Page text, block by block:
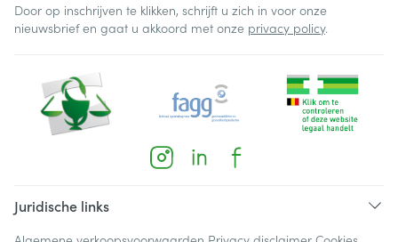
Door op inschrijven te klikken, schrijft u zich in voor onze
nieuwsbrief en gaat u akkoord met onze privacy policy.
Juridische links